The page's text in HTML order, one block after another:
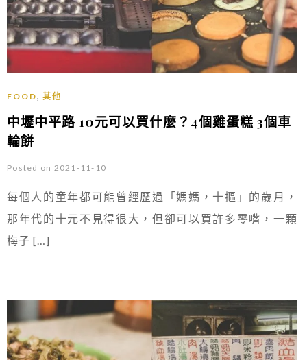
FOOD, 其他
中壢中平路 10元可以買什麼？4個雞蛋糕 3個車
輪餅
Posted on 2021-11-10
每個人的童年都可能曾經歷過「媽媽，十摳」的歲月，
那年代的十元不見得很大，但卻可以買許多零嘴，一顆
梅子 […]